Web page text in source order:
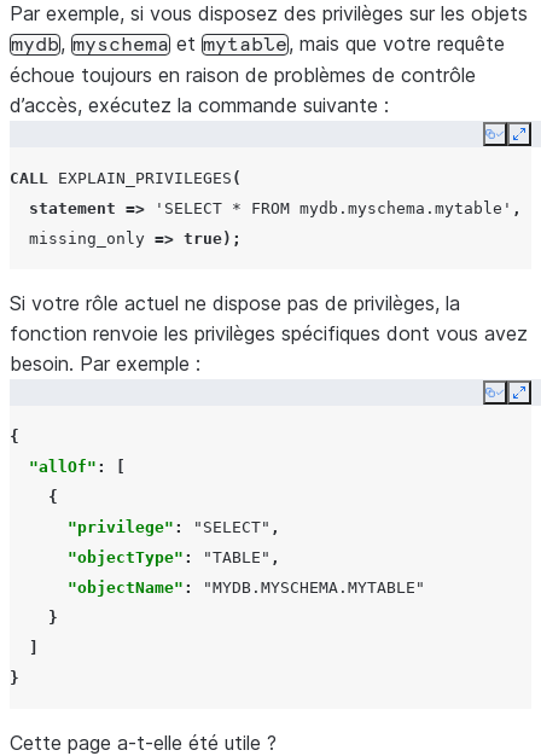
Par exemple, si vous disposez des privilèges sur les objets
mydb, myschema et mytable, mais que votre requête
échoue toujours en raison de problèmes de contrôle
d’accès, exécutez la commande suivante :
Copy
CALL EXPLAIN_PRIVILEGES (
statement => 'SELECT * FROM mydb.myschema.mytable' ,
missing_only => true);
Si votre rôle actuel ne dispose pas de privilèges, la
fonction renvoie les privilèges spécifiques dont vous avez
besoin. Par exemple :
Copy
{
"allOf" :
{
"privilege" : "SELECT" ,
"objectType" : "TABLE" ,
"objectName" :
"MYDB.MYSCHEMA.MYTABLE"
}
}
Cette page a-t-elle été utile ?